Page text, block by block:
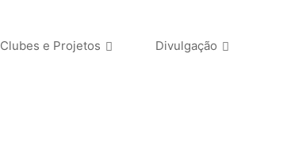
Clubes e Projetos Divulgação